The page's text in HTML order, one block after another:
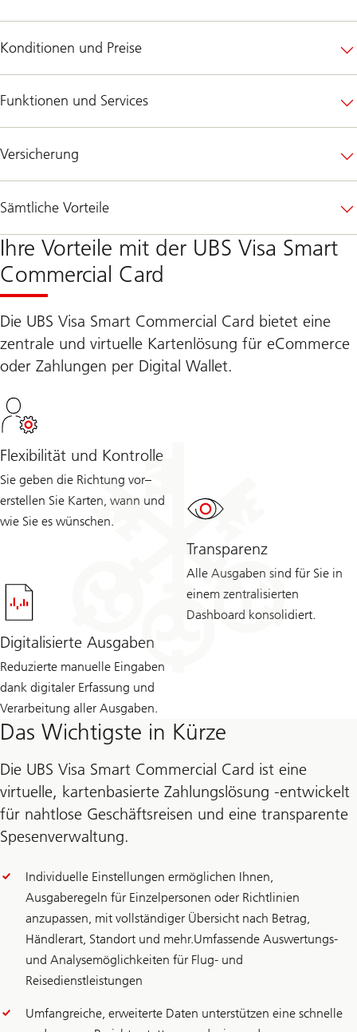
Konditionen und Preise
Funktionen und Services
Versicherung
Sämtliche Vorteile
Ihre Vorteile mit der UBS Visa Smart
Commercial Card
Die UBS Visa Smart Commercial Card bietet eine
zentrale und virtuelle Kartenlösung für eCommerce
oder Zahlungen per Digital Wallet.
Flexibilität und Kontrolle
Sie geben die Richtung vor–
erstellen Sie Karten, wann und
wie Sie es wünschen.
Transparenz
Alle Ausgaben sind für Sie in
einem zentralisierten
Dashboard konsolidiert.
Digitalisierte Ausgaben
Reduzierte manuelle Eingaben
dank digitaler Erfassung und
Verarbeitung aller Ausgaben.
Das Wichtigste in Kürze
Die UBS Visa Smart Commercial Card ist eine
virtuelle, kartenbasierte Zahlungslösung -entwickelt
für nahtlose Geschäftsreisen und eine transparente
Spesenverwaltung.
Individuelle Einstellungen ermöglichen Ihnen,
Ausgaberegeln für Einzelpersonen oder Richtlinien
anzupassen, mit vollständiger Übersicht nach Betrag,
Händlerart, Standort und mehr.Umfassende Auswertungs-
und Analysemöglichkeiten für Flug- und
Reisedienstleistungen
Umfangreiche, erweiterte Daten unterstützen eine schnelle